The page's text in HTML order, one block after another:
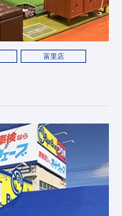
富里店